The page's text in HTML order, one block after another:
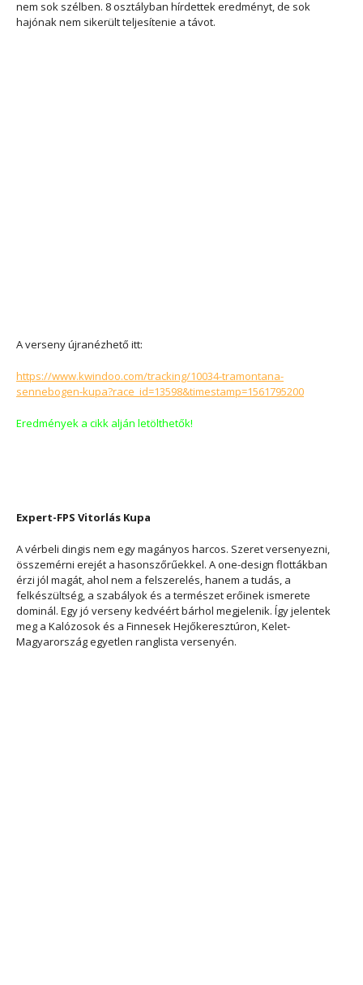
nem sok szélben. 8 osztályban hírdettek eredményt, de sok
hajónak nem sikerült teljesítenie a távot.
A verseny újranézhető itt:
https://www.kwindoo.com/tracking/10034-tramontana-
sennebogen-kupa?race_id=13598&timestamp=1561795200
Eredmények a cikk alján letölthetők!
Expert-FPS Vitorlás Kupa
A vérbeli dingis nem egy magányos harcos. Szeret versenyezni,
összemérni erejét a hasonszőrűekkel. A one-design flottákban
érzi jól magát, ahol nem a felszerelés, hanem a tudás, a
felkészültség, a szabályok és a természet erőinek ismerete
dominál. Egy jó verseny kedvéért bárhol megjelenik. Így jelentek
meg a Kalózosok és a Finnesek Hejőkeresztúron, Kelet-
Magyarország egyetlen ranglista versenyén.